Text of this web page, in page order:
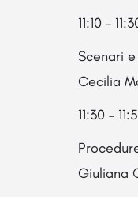
11:10 –
Scenari
Cecilia
11:30 –
Giuliana